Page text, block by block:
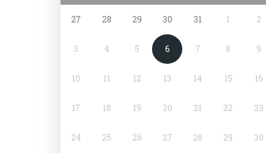
27 28 29 30 31 1 2
3 4 5 6 7 8 9
10 11 12 13 14 15 16
17 18 19 20 21 22 23
24 25 26 27 28 29 30